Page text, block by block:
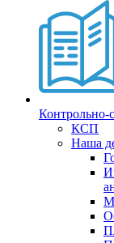
Контрольно-
КСП
Наша